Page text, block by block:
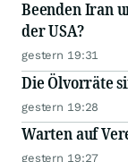
Beenden Iran
der USA?
gestern 19:31
Die Ölvorräte
gestern 19:28
Warten auf
gestern 19:27